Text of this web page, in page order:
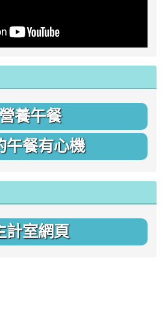
營養午餐
午餐有心機
計室網頁